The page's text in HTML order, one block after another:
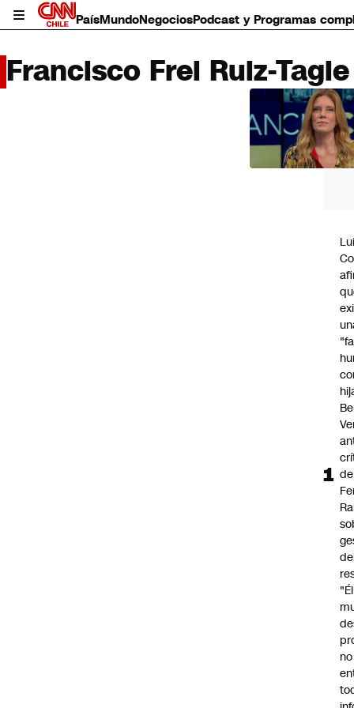
PaísMundoNegociosPodcast y Programas
Francisco Frei Ruiz-Tagle
LO
de